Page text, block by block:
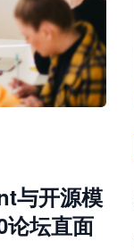
与开源模
坛直面